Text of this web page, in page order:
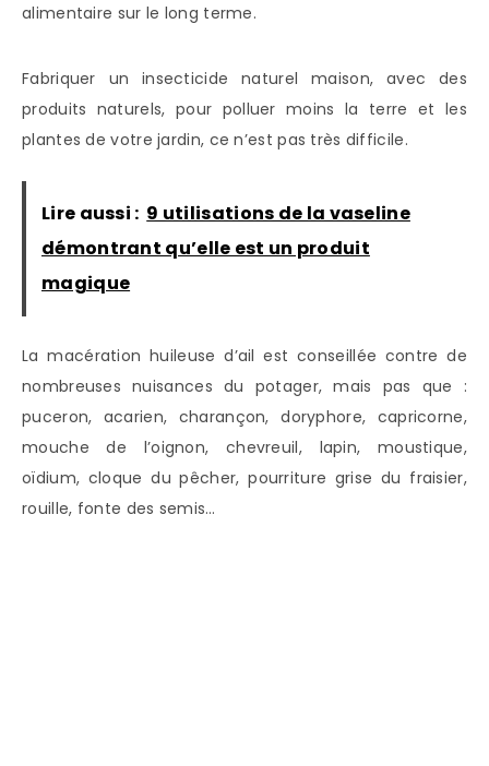
alimentaire sur le long terme.
Fabriquer un insecticide naturel maison, avec des
produits naturels, pour polluer moins la terre et les
plantes de votre jardin, ce n’est pas très difficile.
Lire aussi : 9 utilisations de la vaseline
démontrant qu’elle est un produit
magique
La macération huileuse d’ail est conseillée contre de
nombreuses nuisances du potager, mais pas que :
puceron, acarien, charançon, doryphore, capricorne,
mouche de l’oignon, chevreuil, lapin, moustique,
oïdium, cloque du pêcher, pourriture grise du fraisier,
rouille, fonte des semis…